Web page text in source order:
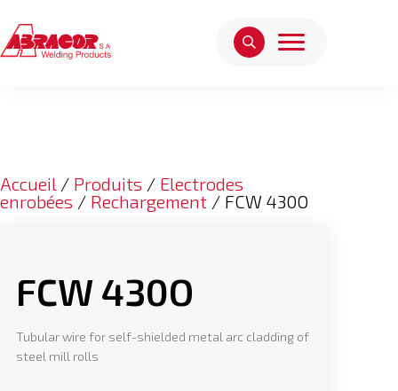
Accueil / Produits / Electrodes
enrobées / Rechargement / FCW 430O
FCW 430O
Tubular wire for self-shielded metal arc cladding of
steel mill rolls